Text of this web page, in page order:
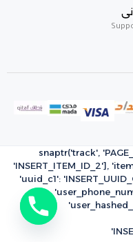
snaptr('track',
'INSERT_ITEM_ID_2'],
'uuid_c1':